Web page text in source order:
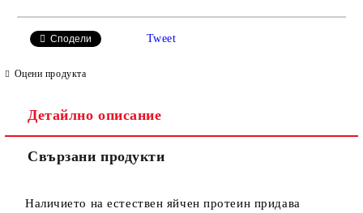
Ние ще се свържем с вас в рамките на работния ден.
Сподели Tweet
Оцени продукта
Детайлно описание
Свързани продукти
Наличието на естествен яйчен протеин придава